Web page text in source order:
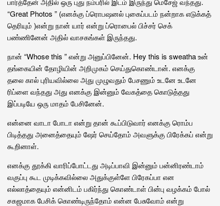
“Great Photos ” (எனக்கு ப்ரொபஷனல் புகைப்படம் நன்றாக எடுக்கத்
தெரியும் )என்று நான் யார் என்று ப்ரொபைல் பிச்சர் செக்
பண்ணினேன் அதில் வாசகங்கள் இருந்தது.
நான் “Whose this ” என்று அனுப்பினேன். Hey this is sweatha உன்
தங்கையின் தோழியின் அறிமுகம் செய்துகொண்டான். எனக்கு
தலை கால் புரியவில்லை அது முழுவதும் பேசணும் உடனே உடனே
ரிப்ளை வந்தது அது எனக்கு இன்னும் வேகத்தை கொடுத்தது
இப்படியே ஒரு மாதம் பேசினேன்.
என்னை வாடா போடா என்று தான் கூப்பிடுவார் எனக்கு ரொம்ப
பிடித்தது அனைத்தையும் ஷேர் செய்தோம் அவளுக்கு பிரேக்கப் என்று
கூறினாள்.
எனக்கு தூக்கி வாரிப்போட்டது அடிப்பாவி இன்னும் பன்னிரண்டாம்
வகுப்பு கூட முடிக்கவில்லை அதுக்குள்ளே பிரேகப்பா என
எல்லாத்தையும் என்னிடம் பகிர்ந்து கொண்டாள் பின்பு வழக்கம் போல்
சகஜமாக பேசிக் கொண்டிருந்தோம் என்ன பேசுவோம் என்று